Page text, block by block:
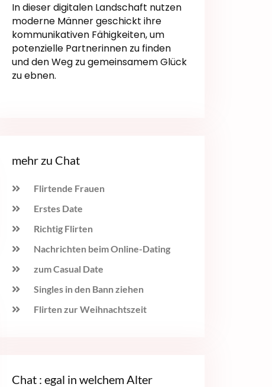
In dieser digitalen Landschaft nutzen
moderne Männer geschickt ihre
kommunikativen Fähigkeiten, um
potenzielle Partnerinnen zu finden
und den Weg zu gemeinsamem Glück
zu ebnen.
mehr zu Chat
Flirtende Frauen
Erstes Date
Richtig Flirten
Nachrichten beim Online-Dating
zum Casual Date
Singles in den Bann ziehen
Flirten zur Weihnachtszeit
Chat : egal in welchem Alter